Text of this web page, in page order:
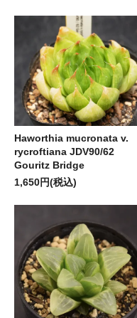
Haworthia mucronata v.
rycroftiana JDV90/62
Gouritz Bridge
1,650円(税込)